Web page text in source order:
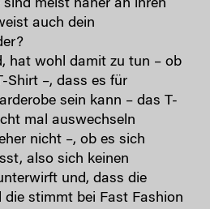
meist näher an ihren
auch dein
hat wohl damit zu tun – ob
Shirt –, dass es für
sein kann – das T-
mal auswechseln
nicht –, ob es sich
also sich keinen
und, dass die
stimmt bei Fast Fashion